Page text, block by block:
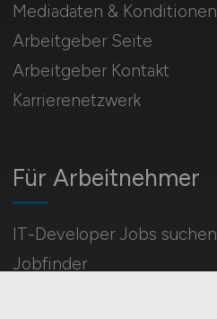
Für Arbeitnehmer
IT-Developer Jobs suchen
Jobfinder
Mediadaten & Konditionen
Arbeitgeber Seite
Arbeitgeber Kontakt
Karrierenetzwerk